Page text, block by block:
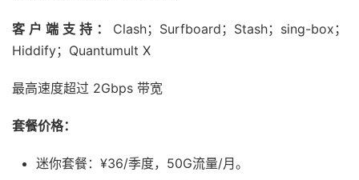
客户端支持： Clash；Surfboard；Stash；sing-box；
Hiddify；Quantumult X
最高速度超过 2Gbps 带宽
套餐价格：
迷你套餐：¥36/季度，50G流量/月。